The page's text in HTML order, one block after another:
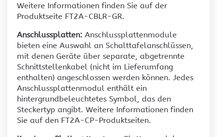
Weitere Informationen finden Sie auf der
Produktseite FT2A-CBLR-GR.
Anschlussplatten: Anschlussplattenmodule
bieten eine Auswahl an Schalttafelanschlüssen,
mit denen Geräte über separate, abgetrennte
Schnittstellenkabel (nicht im Lieferumfang
enthalten) angeschlossen werden können. Jedes
Anschlussplattenmodul enthält ein
hintergrundbeleuchtetes Symbol, das den
Steckertyp angibt. Weitere Informationen finden
Sie auf den FT2A-CP-Produktseiten.